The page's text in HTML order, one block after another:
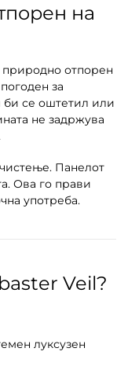
на
отпорен
за
би се оштетил или
не задржува
Панелот
Ова го прави
употреба.
Veil?
луксузен